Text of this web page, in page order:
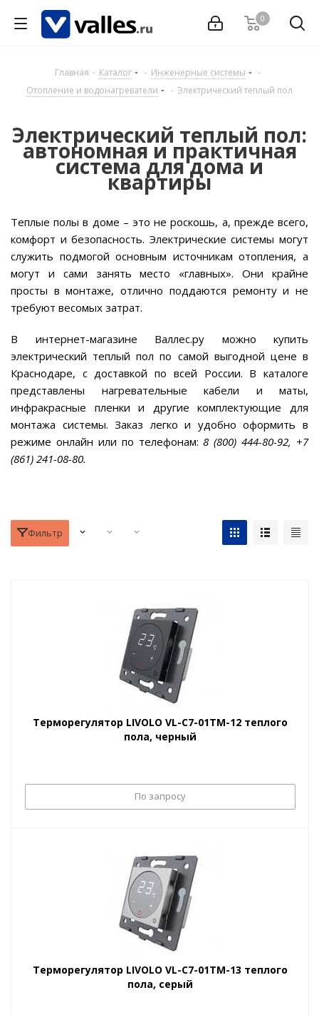
0
Главная - Каталог - Инженерные системы
-
Отопление и водонагреватели
- Электрический теплый пол
Электрический теплый пол:
автономная и практичная
система для дома и
квартиры
Теплые полы в доме – это не роскошь, а, прежде всего,
комфорт и безопасность. Электрические системы могут
служить подмогой основным источникам отопления, а
могут и сами занять место «главных». Они крайне
просты в монтаже, отлично поддаются ремонту и не
требуют весомых затрат.
В интернет-магазине Валлес.ру можно купить
электрический теплый пол по самой выгодной цене в
Краснодаре, с доставкой по всей России. В каталоге
представлены нагревательные кабели и маты,
инфракрасные пленки и другие комплектующие для
монтажа системы. Заказ легко и удобно оформить в
режиме онлайн или по телефонам:8 (800) 444-80-92, +7
(861) 241-08-80.
Фильтр
Терморегулятор LIVOLO VL-C7-01TM-12 теплого
пола, черный
По запросу
Терморегулятор LIVOLO VL-C7-01TM-13 теплого
пола, серый